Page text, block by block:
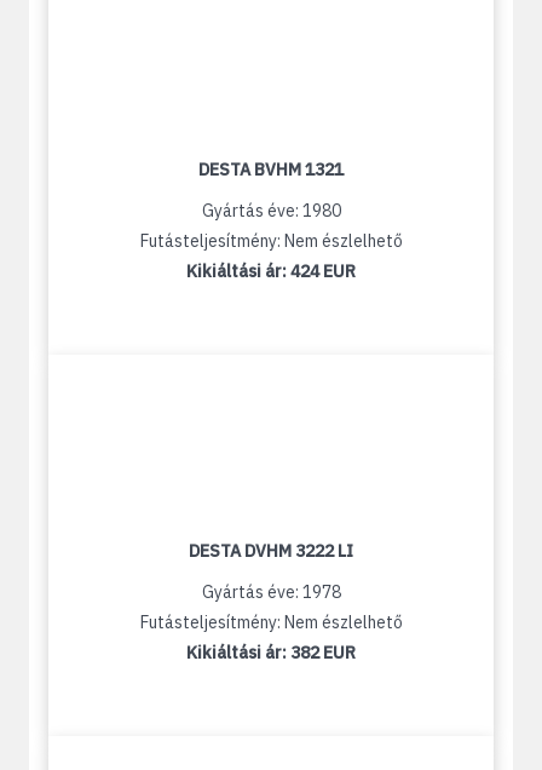
DESTA BVHM 1321
Gyártás éve: 1980
Futásteljesítmény: Nem észlelhető
Kikiáltási ár:424 EUR
DESTA DVHM 3222 LI
Gyártás éve: 1978
Futásteljesítmény: Nem észlelhető
Kikiáltási ár: 382 EUR